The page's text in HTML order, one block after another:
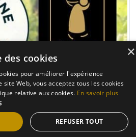
×
des cookies
pour améliorer l'expérience
Web, vous acceptez tous les cookies
relative aux cookies. En savoir plus
REFUSER TOUT